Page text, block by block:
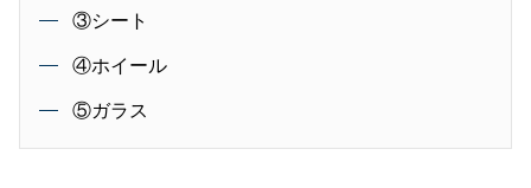
③シート
④ホイール
⑤ガラス